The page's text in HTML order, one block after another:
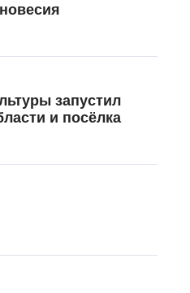
запустил
и посёлка